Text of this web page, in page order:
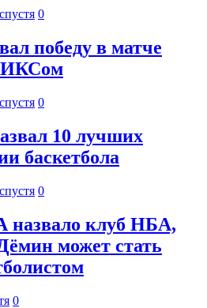
0
победу в матче
0
10 лучших
баскетбола
0
клуб НБА,
может стать
0